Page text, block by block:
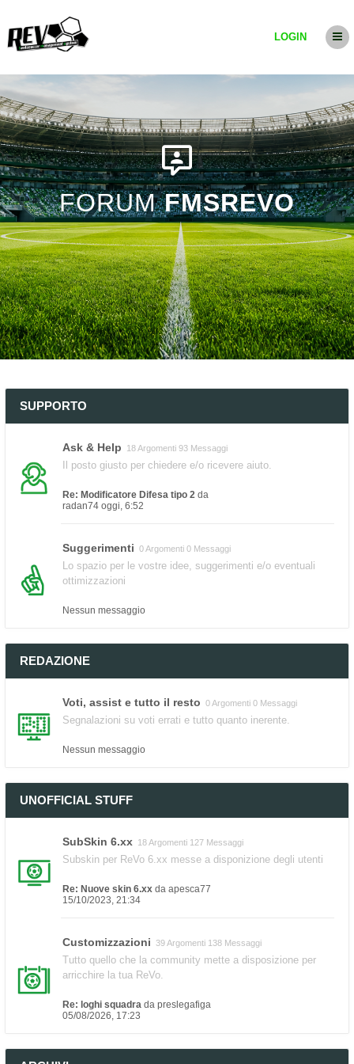
LOGIN
SUPPORTO
Ask & Help 18 Argomenti 93 Messaggi
Il posto giusto per chiedere e/o ricevere aiuto.
Re: Modificatore Difesa tipo 2 da
radan74 oggi, 6:52
Suggerimenti 0 Argomenti 0 Messaggi
Lo spazio per le vostre idee, suggerimenti e/o eventuali
ottimizzazioni
Nessun messaggio
REDAZIONE
Voti, assist e tutto il resto 0 Argomenti 0 Messaggi
Segnalazioni su voti errati e tutto quanto inerente.
Nessun messaggio
UNOFFICIAL STUFF
SubSkin 6.xx 18 Argomenti 127 Messaggi
Subskin per ReVo 6.xx messe a disponizione degli utenti
Re: Nuove skin 6.xx da apesca77
15/10/2023, 21:34
Customizzazioni 39 Argomenti 138 Messaggi
Tutto quello che la community mette a disposizione per
arricchire la tua ReVo.
Re: loghi squadra da preslegafiga
05/08/2026, 17:23